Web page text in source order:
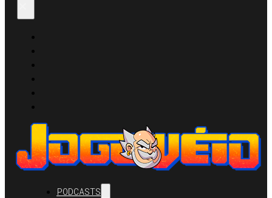
PODCASTS